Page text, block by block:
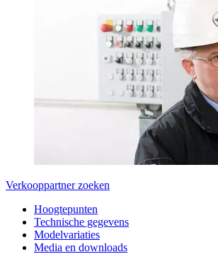
Verkooppartner zoeken
Hoogtepunten
Technische gegevens
Modelvariaties
Media en downloads